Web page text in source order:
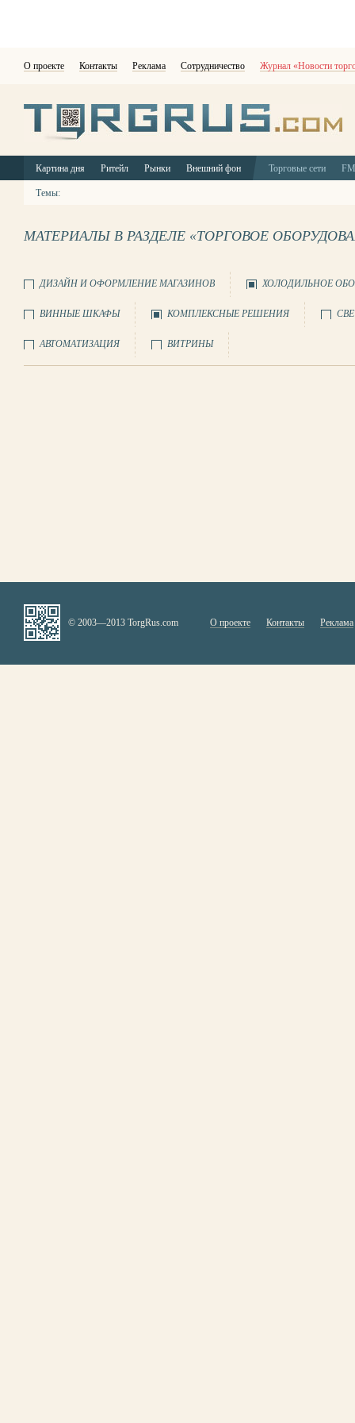
О проекте Контакты Реклама Сотрудничество Журнал «Новости
Картина дня Ритейл Рынки Внешний фон Торговые сети
Темы:
МАТЕРИАЛЫ В РАЗДЕЛЕ «ТОРГОВОЕ
ДИЗАЙН И ОФОРМЛЕНИЕ МАГАЗИНОВ ХОЛОДИЛЬНОЕ
ВИННЫЕ ШКАФЫ КОМПЛЕКСНЫЕ РЕШЕНИЯ
АВТОМАТИЗАЦИЯ ВИТРИНЫ
© 2003—2013 TorgRus.com О проекте Контакты Реклама